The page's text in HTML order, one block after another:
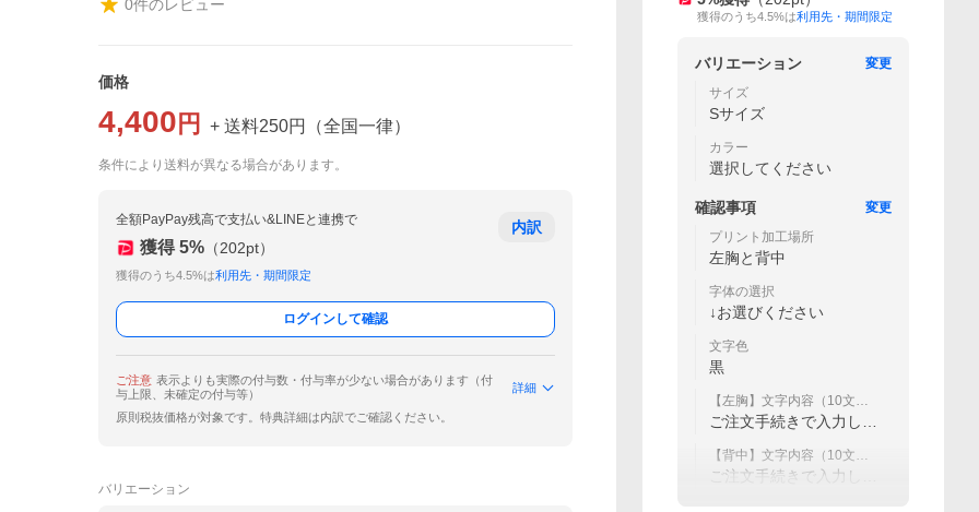
0件のレビュー
価格
4,400 円 + 送料250円 （全国一律）
条件により送料が異なる場合があります。
全額PayPay残高で支払い&LINEと連携で
獲得 5% （202pt）
獲得のうち4.5%は利用先・期間限定
内訳
ログインして確認
ご注意 表示よりも実際の付与数・付与率が少ない場合があります（付
与上限、未確定の付与等）
詳細
原則税抜価格が対象です。特典詳細は内訳でご確認ください。
バリエーション
獲得のうち4.5%は利用先・期間限定
バリエーション
変更
サイズ
Sサイズ
カラー
選択してください
確認事項
変更
プリント加工場所
左胸と背中
字体の選択
↓お選びください
文字色
黒
【左胸】文字内容（10文字
まで）
ご注文手続きで入力して
【背中】文字内容（10文字
まで）
ご注文手続きで入力して